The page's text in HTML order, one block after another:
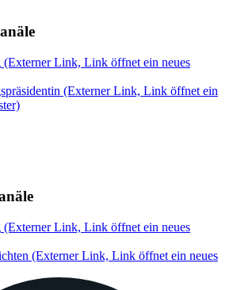
(Externer Link, Link öffnet ein neues
(Externer Link, Link öffnet ein
(Externer Link, Link öffnet ein neues
(Externer Link, Link öffnet ein neues